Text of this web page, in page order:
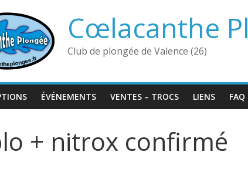
Cœlacanthe
Club de plongée de Valence (26)
ÉVÉNEMENTS VENTES – TROCS LIENS FAQ
+ nitrox confirmé